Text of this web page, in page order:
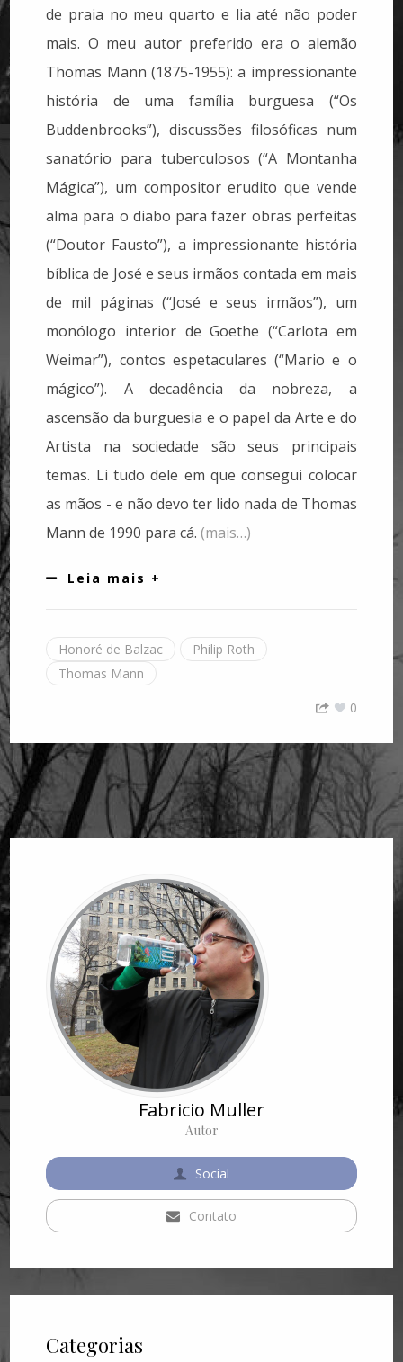
de praia no meu quarto e lia até não poder
mais. O meu autor preferido era o alemão
Thomas Mann (1875-1955): a impressionante
história de uma família burguesa (“Os
Buddenbrooks”), discussões filosóficas num
sanatório para tuberculosos (“A Montanha
Mágica”), um compositor erudito que vende
alma para o diabo para fazer obras perfeitas
(“Doutor Fausto”), a impressionante história
bíblica de José e seus irmãos contada em mais
de mil páginas (“José e seus irmãos”), um
monólogo interior de Goethe (“Carlota em
Weimar”), contos espetaculares (“Mario e o
mágico”). A decadência da nobreza, a
ascensão da burguesia e o papel da Arte e do
Artista na sociedade são seus principais
temas. Li tudo dele em que consegui colocar
as mãos - e não devo ter lido nada de Thomas
Mann de 1990 para cá.(mais…)
Leia mais +
Honoré de Balzac
Philip Roth
Thomas Mann
0
Fabricio Muller
Autor
Social
Contato
Categorias